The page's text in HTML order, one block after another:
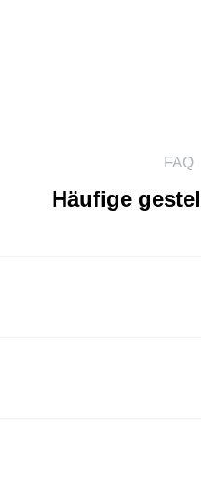
FAQ
Häufige